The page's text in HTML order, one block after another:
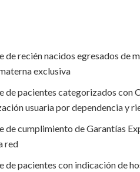
de recién nacidos egresados de
exclusiva
de pacientes categorizados con
usuaria por dependencia y
de cumplimiento de Garantías
red
de pacientes con indicación de